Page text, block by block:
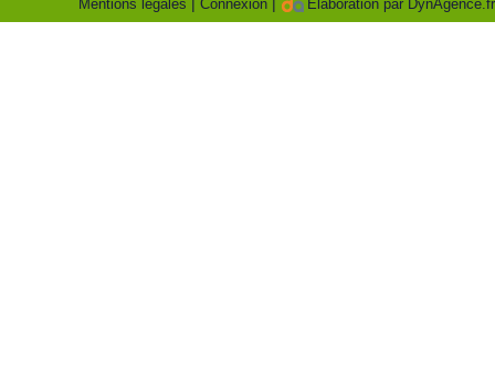
Mentions légales Connexion Elaboration par